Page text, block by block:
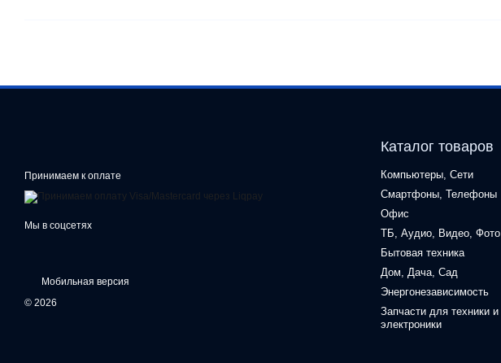
Принимаем к оплате
Мы в соцсетях
Мобильная версия
© 2026
Каталог товаров
Компьютеры, Сети
Смартфоны, Телефоны
Офис
ТБ, Аудио, Видео, Фото
Бытовая техника
Дом, Дача, Сад
Энергонезависимость
Запчасти для техники и
электроники